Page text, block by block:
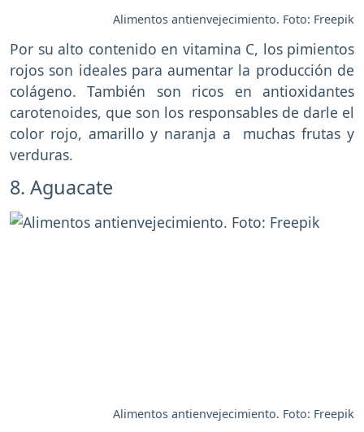
Alimentos antienvejecimiento. Foto: Freepik
Por su alto contenido en vitamina C, los pimientos
rojos son ideales para aumentar la producción de
colágeno. También son ricos en antioxidantes
carotenoides, que son los responsables de darle el
color rojo, amarillo y naranja a muchas frutas y
verduras.
8. Aguacate
Alimentos antienvejecimiento. Foto: Freepik